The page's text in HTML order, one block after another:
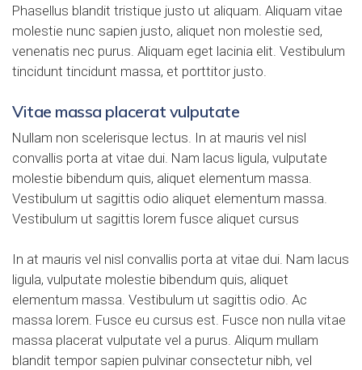
Phasellus blandit tristique justo ut aliquam. Aliquam vitae
molestie nunc sapien justo, aliquet non molestie sed,
venenatis nec purus. Aliquam eget lacinia elit. Vestibulum
tincidunt tincidunt massa, et porttitor justo.
Vitae massa placerat vulputate
Nullam non scelerisque lectus. In at mauris vel nisl
convallis porta at vitae dui. Nam lacus ligula, vulputate
molestie bibendum quis, aliquet elementum massa.
Vestibulum ut sagittis odio aliquet elementum massa.
Vestibulum ut sagittis lorem fusce aliquet cursus
In at mauris vel nisl convallis porta at vitae dui. Nam lacus
ligula, vulputate molestie bibendum quis, aliquet
elementum massa. Vestibulum ut sagittis odio. Ac
massa lorem. Fusce eu cursus est. Fusce non nulla vitae
massa placerat vulputate vel a purus. Aliqum mullam
blandit tempor sapien pulvinar consectetur nibh, vel